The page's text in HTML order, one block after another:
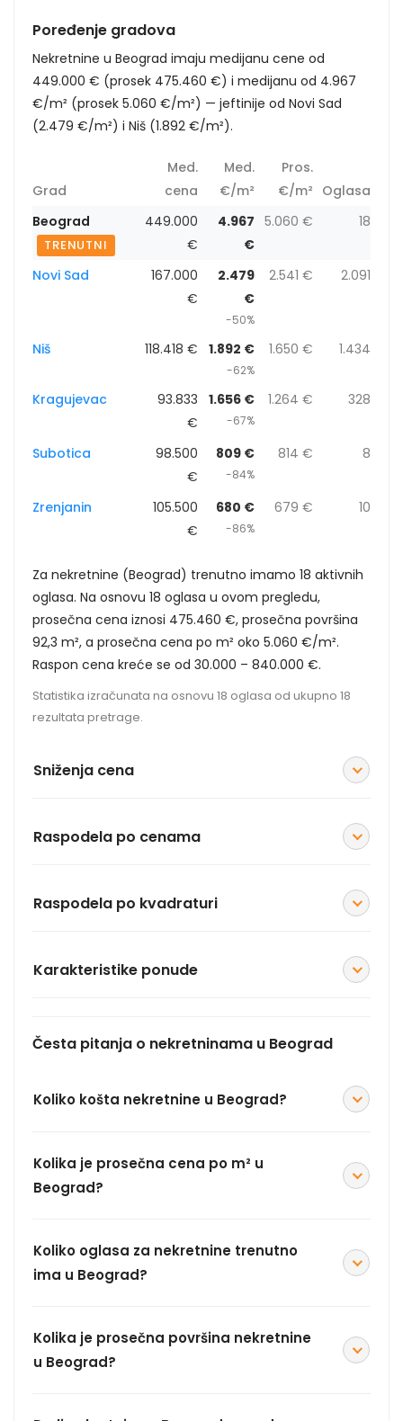
Poređenje gradova
Nekretnine u Beograd imaju medijanu cene od
449.000 € (prosek 475.460 €) i medijanu od 4.967
€/m² (prosek 5.060 €/m²) — jeftinije od Novi Sad
(2.479 €/m²) i Niš (1.892 €/m²).
Grad
Med.
cena
Med.
€/m²
Pros.
€/m² Oglasa
Beograd
TRENUTNI
449.000
€
4.967
€
5.060 € 18
Novi Sad
167.000
€
2.479
€
-50%
2.541 € 2.091
Niš 118.418 € 1.892 €
-62%
1.650 € 1.434
Kragujevac
93.833
€
1.656 €
-67%
1.264 € 328
Subotica
98.500
€
809 €
-84%
814 € 8
Zrenjanin
105.500
€
680 €
-86%
679 € 10
Za nekretnine (Beograd) trenutno imamo 18 aktivnih
oglasa. Na osnovu 18 oglasa u ovom pregledu,
prosečna cena iznosi 475.460 €, prosečna površina
92,3 m², a prosečna cena po m² oko 5.060 €/m².
Raspon cena kreće se od 30.000 – 840.000 €.
Statistika izračunata na osnovu 18 oglasa od ukupno 18
rezultata pretrage.
Sniženja cena
Raspodela po cenama
Raspodela po kvadraturi
Karakteristike ponude
Česta pitanja o nekretninama u Beograd
Koliko košta nekretnine u Beograd?
Kolika je prosečna cena po m² u
Beograd?
Koliko oglasa za nekretnine trenutno
ima u Beograd?
Kolika je prosečna površina nekretnine
u Beograd?